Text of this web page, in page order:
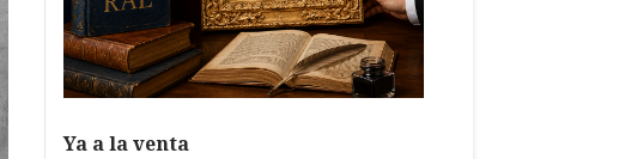
Ya a la venta